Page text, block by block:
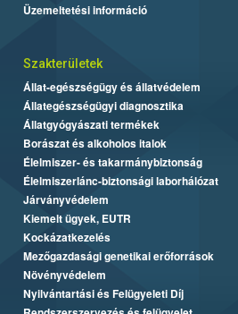
Üzemeltetési információ
Szakterületek
Állat-egészségügy és állatvédelem
Állategészségügyi diagnosztika
Állatgyógyászati termékek
Borászat és alkoholos italok
Élelmiszer- és takarmánybiztonság
Élelmiszerlánc-biztonsági laborhálózat
Járványvédelem
Kiemelt ügyek, EUTR
Kockázatkezelés
Mezőgazdasági genetikai erőforrások
Növényvédelem
Nyilvántartási és Felügyeleti Díj